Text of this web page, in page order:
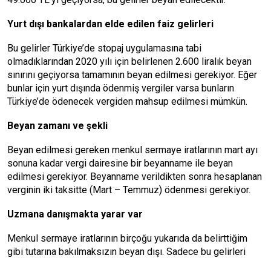
Yurt dışı bankalardan elde edilen faiz gelirleri
Bu gelirler Türkiye’de stopaj uygulamasına tabi
olmadıklarından 2020 yılı için belirlenen 2.600 liralık beyan
sınırını geçiyorsa tamamının beyan edilmesi gerekiyor. Eğer
bunlar için yurt dışında ödenmiş vergiler varsa bunların
Türkiye’de ödenecek vergiden mahsup edilmesi mümkün.
Beyan zamanı ve şekli
Beyan edilmesi gereken menkul sermaye iratlarının mart ayı
sonuna kadar vergi dairesine bir beyanname ile beyan
edilmesi gerekiyor. Beyanname verildikten sonra hesaplanan
verginin iki taksitte (Mart – Temmuz) ödenmesi gerekiyor.
Uzmana danışmakta yarar var
Menkul sermaye iratlarının birçoğu yukarıda da belirttiğim
gibi tutarına bakılmaksızın beyan dışı. Sadece bu gelirleri